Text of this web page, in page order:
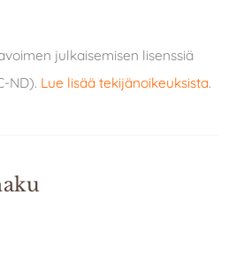
julkaisemisen lisenssiä
ND). Lue lisää tekijänoikeuksista.